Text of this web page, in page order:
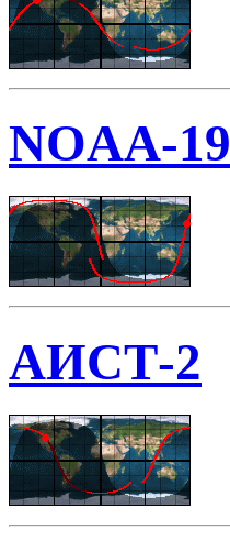
NOAA-19
АИСТ-2